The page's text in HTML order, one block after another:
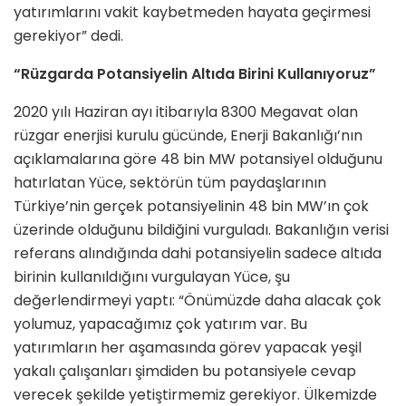
yatırımlarını vakit kaybetmeden hayata geçirmesi
gerekiyor” dedi.
“Rüzgarda Potansiyelin Altıda Birini Kullanıyoruz”
2020 yılı Haziran ayı itibarıyla 8300 Megavat olan
rüzgar enerjisi kurulu gücünde, Enerji Bakanlığı’nın
açıklamalarına göre 48 bin MW potansiyel olduğunu
hatırlatan Yüce, sektörün tüm paydaşlarının
Türkiye’nin gerçek potansiyelinin 48 bin MW’ın çok
üzerinde olduğunu bildiğini vurguladı. Bakanlığın verisi
referans alındığında dahi potansiyelin sadece altıda
birinin kullanıldığını vurgulayan Yüce, şu
değerlendirmeyi yaptı: “Önümüzde daha alacak çok
yolumuz, yapacağımız çok yatırım var. Bu
yatırımların her aşamasında görev yapacak yeşil
yakalı çalışanları şimdiden bu potansiyele cevap
verecek şekilde yetiştirmemiz gerekiyor. Ülkemizde